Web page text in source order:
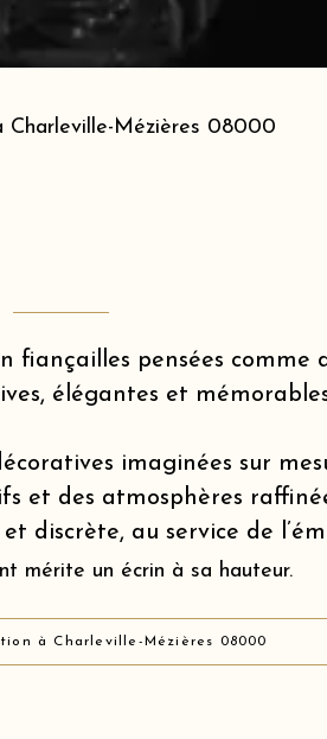
Charleville-Mézières 08000
fiançailles pensées comme
élégantes et
imaginées sur
et des atmosphères
discrète, au service de
mérite un écrin à sa hauteur.
à Charleville-Mézières 08000